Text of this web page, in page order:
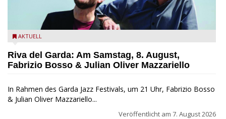
Fabrizio Bosso & Julian Oliver Mazzariello zu Gast beim Garda
AKTUELL
Riva del Garda: Am Samstag, 8. August,
Fabrizio Bosso & Julian Oliver Mazzariello
In Rahmen des Garda Jazz Festivals, um 21 Uhr, Fabrizio Bosso
& Julian Oliver Mazzariello...
Veröffentlicht am 7. August 2026